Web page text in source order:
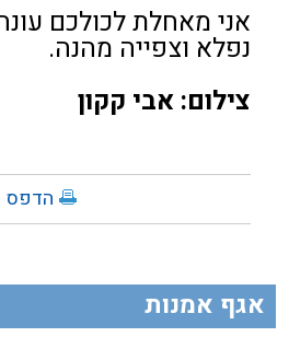
אני מאחלת לכולכם
נפלא וצפייה מהנה.
צילום: אבי קקון
הדפס
אגף אמנות